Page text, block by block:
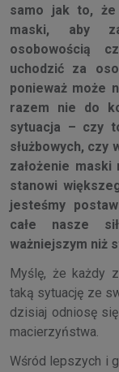
samo jak to, że
maski, aby
osobowością
uchodzić za
ponieważ może
razem nie do
sytuacja – czy
służbowych, czy
założenie
stanowi
jesteśmy
całe nasze
ważniejszym niż
Myślę, że każdy
taką sytuację ze
dzisiaj odniosę
macierzyństwa.
Wśród lepszych i